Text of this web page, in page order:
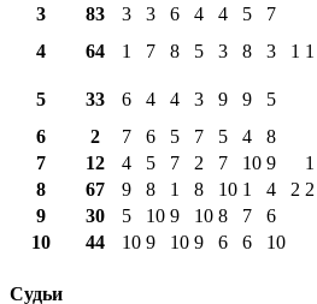
3
83 3 3 6 4 4 5 7
4
64 1 7 8 5 3 8 3 1 1
5
33 6 4 4 3 9 9 5
6
2 7 6 5 7 5 4 8
7
12 4 5 7 2 7 10 9 1
8
67 9 8 1 8 10 1 4 2 2
9
30 5 10 9 10 8 7 6
10
44 10 9 10 9 6 6 10
Судьи